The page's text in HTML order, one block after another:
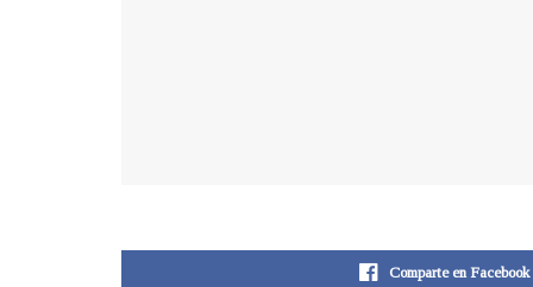
Comparte en Facebook